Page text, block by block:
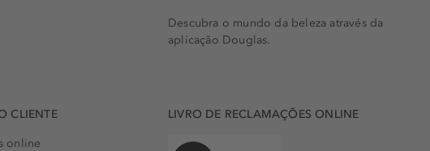
Descubra o mundo da beleza através da
aplicação Douglas.
CLIENTE
online
LIVRO DE RECLAMAÇÕES ONLINE